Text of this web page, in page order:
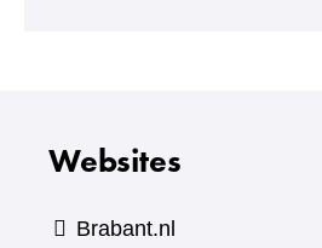
Websites
Brabant.nl